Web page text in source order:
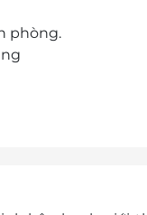
phòng.
đa 02 trẻ/phòng
trẻ/ bữa sáng